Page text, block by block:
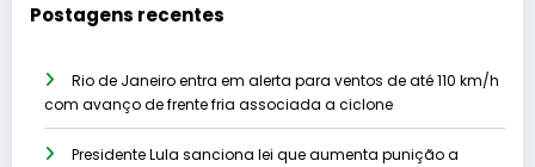
Postagens recentes
Rio de Janeiro entra em alerta para ventos de até 110 km/h
com avanço de frente fria associada a ciclone
Presidente Lula sanciona lei que aumenta punição a